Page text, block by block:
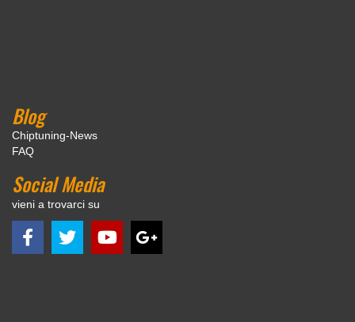
Blog
Chiptuning-News
FAQ
Social Media
vieni a trovarci su